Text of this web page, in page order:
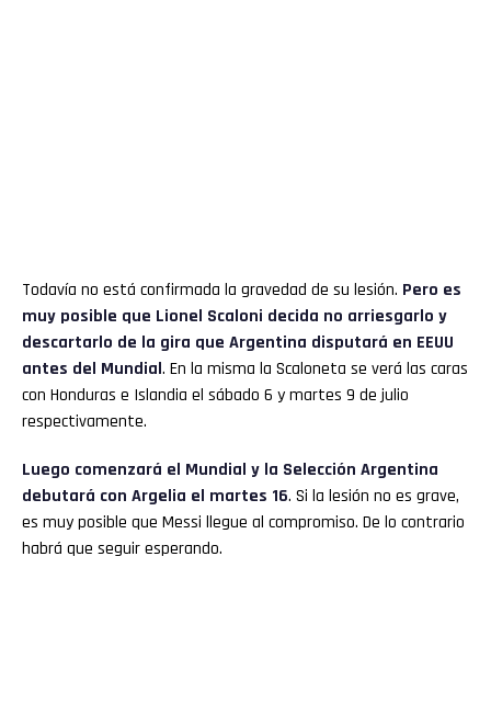
Todavía no está confirmada la gravedad de su lesión. Pero es
muy posible que Lionel Scaloni decida no arriesgarlo y
descartarlo de la gira que Argentina disputará en EEUU
antes del Mundial. En la misma la Scaloneta se verá las caras
con Honduras e Islandia el sábado 6 y martes 9 de julio
respectivamente.
Luego comenzará el Mundial y la Selección Argentina
debutará con Argelia el martes 16. Si la lesión no es grave,
es muy posible que Messi llegue al compromiso. De lo contrario
habrá que seguir esperando.